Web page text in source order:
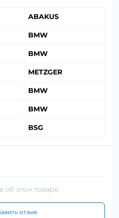
ABAKUS
BMW
BMW
METZGER
BMW
BMW
BSG
об этом товаре.
отзыв